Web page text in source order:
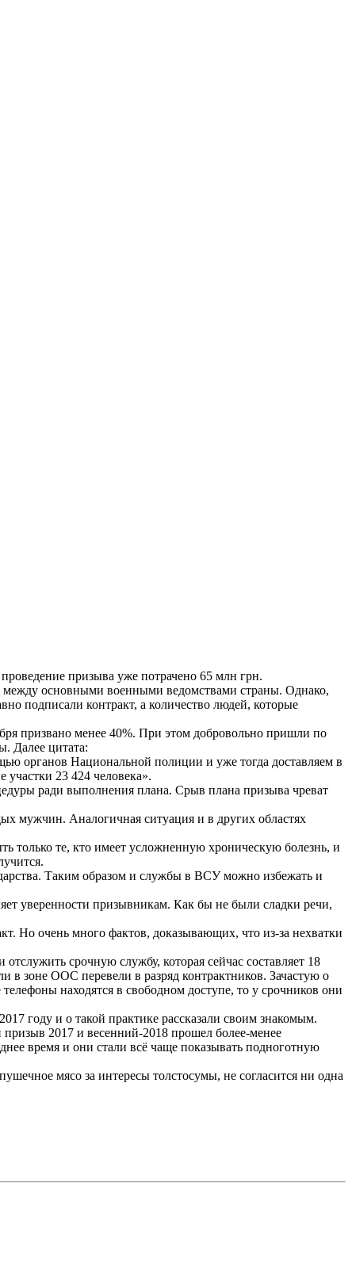
призыва уже потрачено 65 млн грн.
между основными военными ведомствами страны. Однако,
подписали контракт, а количество людей, которые
призвано менее 40%. При этом добровольно пришли по
Далее цитата:
органов Национальной полиции и уже тогда доставляем в
23 424 человека».
ради выполнения плана. Срыв плана призыва чреват
мужчин. Аналогичная ситуация и в других областях
только те, кто имеет усложненную хроническую болезнь, и
Таким образом и службы в ВСУ можно избежать и
уверенности призывникам. Как бы не были сладки речи,
Но очень много фактов, доказывающих, что из-за нехватки
срочную службу, которая сейчас составляет 18
в зоне ООС перевели в разряд контрактников. Зачастую о
находятся в свободном доступе, то у срочников они
году и о такой практике рассказали своим знакомым.
призыв 2017 и весенний-2018 прошел более-менее
время и они стали всё чаще показывать подноготную
мясо за интересы толстосумы, не согласится ни одна